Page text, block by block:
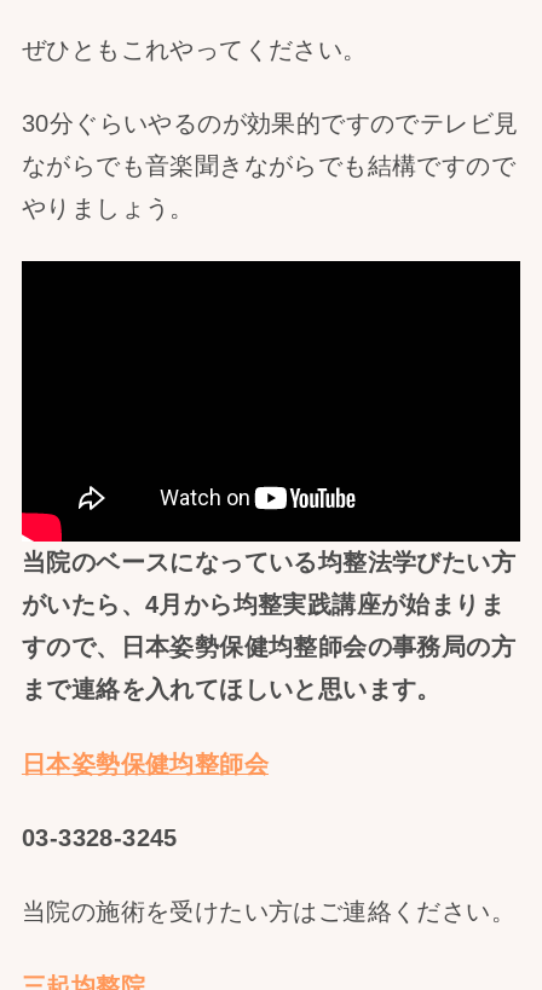
ぜひともこれやってください。
30分ぐらいやるのが効果的ですのでテレビ見
ながらでも音楽聞きながらでも結構ですので
やりましょう。
当院のベースになっている均整法学びたい方
がいたら、4月から均整実践講座が始まりま
すので、日本姿勢保健均整師会の事務局の方
まで連絡を入れてほしいと思います。
日本姿勢保健均整師会
03-3328-3245
当院の施術を受けたい方はご連絡ください。